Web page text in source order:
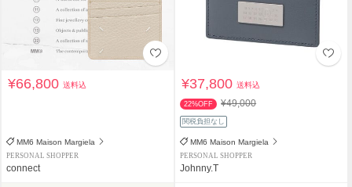
¥66,800送料込
MM6 Maison Margiela
PERSONAL SHOPPER
connect
¥37,800送料込
22%OFF ¥49,000
関税負担なし
MM6 Maison Margiela
PERSONAL SHOPPER
Johnny.T